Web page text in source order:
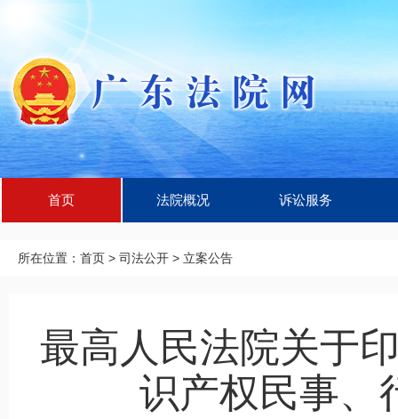
首页 法院概况 诉讼服务
所在位置： 首页 > 司法公开 > 立案公告
最高人民法院关于
识产权民事、